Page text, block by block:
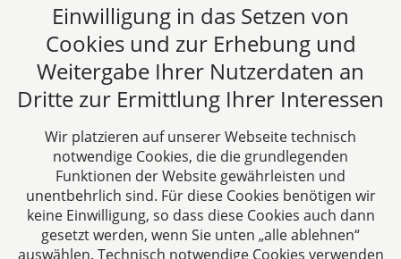
gelten.
Beitrag lesen
Alle Fachbeiträge anzeigen
Einwilligung in das Setzen von
Cookies und zur Erhebung und
Weitergabe Ihrer Nutzerdaten an
Dritte zur Ermittlung Ihrer Interessen
Wir platzieren auf unserer Webseite technisch
notwendige Cookies, die die grundlegenden
Funktionen der Website gewährleisten und
unentbehrlich sind. Für diese Cookies benötigen wir
keine Einwilligung, so dass diese Cookies auch dann
gesetzt werden, wenn Sie unten „alle ablehnen“
auswählen. Technisch notwendige Cookies verwenden